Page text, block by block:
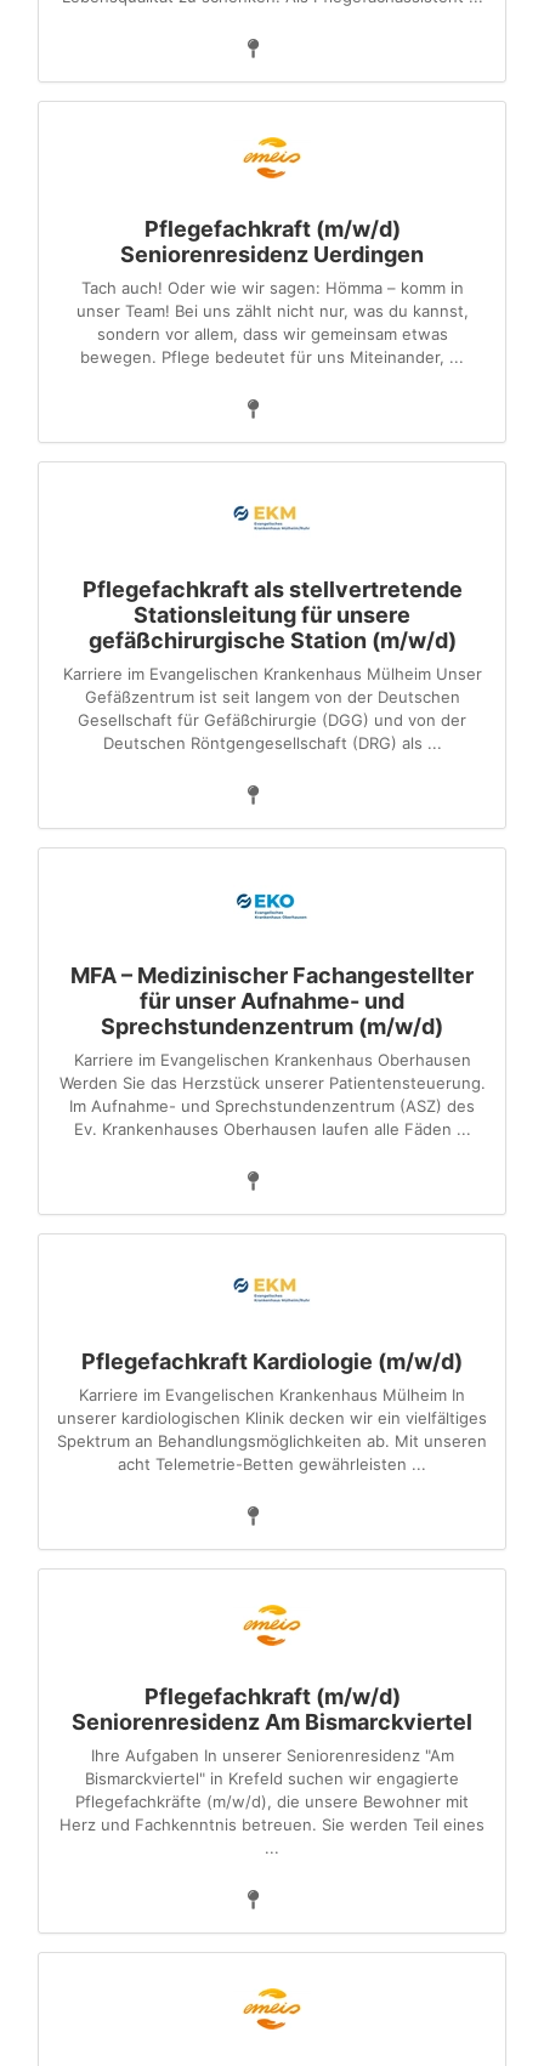
Pflegefachkraft (m/w/d)
Seniorenresidenz Uerdingen
Tach auch! Oder wie wir sagen: Hömma – komm in
unser Team! Bei uns zählt nicht nur, was du kannst,
sondern vor allem, dass wir gemeinsam etwas
bewegen. Pflege bedeutet für uns Miteinander, ...
Pflegefachkraft als stellvertretende
Stationsleitung für unsere
gefäßchirurgische Station (m/w/d)
Karriere im Evangelischen Krankenhaus Mülheim Unser
Gefäßzentrum ist seit langem von der Deutschen
Gesellschaft für Gefäßchirurgie (DGG) und von der
Deutschen Röntgengesellschaft (DRG) als ...
MFA – Medizinischer Fachangestellter
für unser Aufnahme- und
Sprechstundenzentrum (m/w/d)
Karriere im Evangelischen Krankenhaus Oberhausen
Werden Sie das Herzstück unserer Patientensteuerung.
Im Aufnahme- und Sprechstundenzentrum (ASZ) des
Ev. Krankenhauses Oberhausen laufen alle Fäden ...
Pflegefachkraft Kardiologie (m/w/d)
Karriere im Evangelischen Krankenhaus Mülheim In
unserer kardiologischen Klinik decken wir ein vielfältiges
Spektrum an Behandlungsmöglichkeiten ab. Mit unseren
acht Telemetrie-Betten gewährleisten ...
Pflegefachkraft (m/w/d)
Seniorenresidenz Am Bismarckviertel
Ihre Aufgaben In unserer Seniorenresidenz "Am
Bismarckviertel" in Krefeld suchen wir engagierte
Pflegefachkräfte (m/w/d), die unsere Bewohner mit
Herz und Fachkenntnis betreuen. Sie werden Teil eines
...